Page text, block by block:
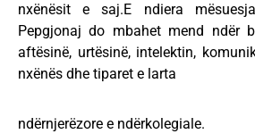
nxënësit e saj.E ndiera
Pepgjonaj do mbahet mend ndër
aftësinë, urtësinë, intelektin,
nxënës dhe tiparet e larta
ndërnjerëzore e ndërkolegiale.